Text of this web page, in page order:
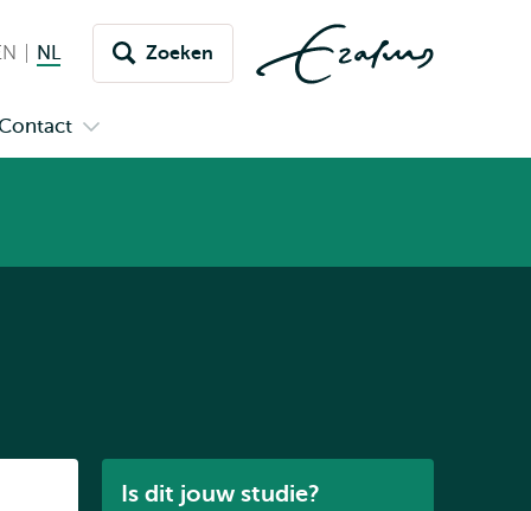
English
NLNederlands huidige taal
Zoeken
Is dit jouw studie?